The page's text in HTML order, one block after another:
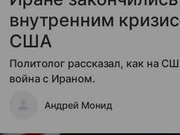
внутренним
США
Политолог рассказал, как на
война с Ираном.
Андрей Монид